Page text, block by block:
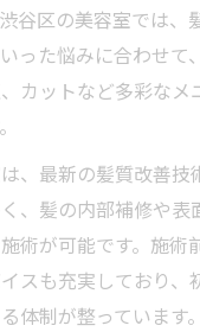
谷区の美容室では、
った悩みに合わせて
カットなど多彩なメ
、最新の髪質改善技
、髪の内部補修や表
術が可能です。施術
スも充実しており、
体制が整っています。